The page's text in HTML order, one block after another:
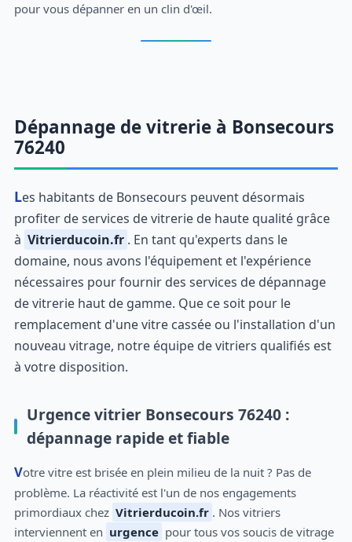
pour vous dépanner en un clin d'œil.
Dépannage de vitrerie à Bonsecours
76240
Les habitants de Bonsecours peuvent désormais
profiter de services de vitrerie de haute qualité grâce
à Vitrierducoin.fr . En tant qu'experts dans le
domaine, nous avons l'équipement et l'expérience
nécessaires pour fournir des services de dépannage
de vitrerie haut de gamme. Que ce soit pour le
remplacement d'une vitre cassée ou l'installation d'un
nouveau vitrage, notre équipe de vitriers qualifiés est
à votre disposition.
Urgence vitrier Bonsecours 76240 :
dépannage rapide et fiable
Votre vitre est brisée en plein milieu de la nuit ? Pas de
problème. La réactivité est l'un de nos engagements
primordiaux chez Vitrierducoin.fr . Nos vitriers
interviennent en urgence pour tous vos soucis de vitrage